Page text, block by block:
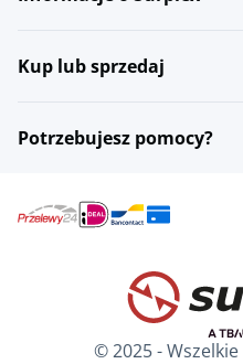
Kup lub sprzedaj
Potrzebujesz pomocy?
© 2025 -